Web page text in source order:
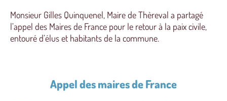
Monsieur Gilles Quinquenel, Maire de Thèreval a partagé
l’appel des Maires de France pour le retour à la paix civile,
entouré d’élus et habitants de la commune.
Appel des maires de France